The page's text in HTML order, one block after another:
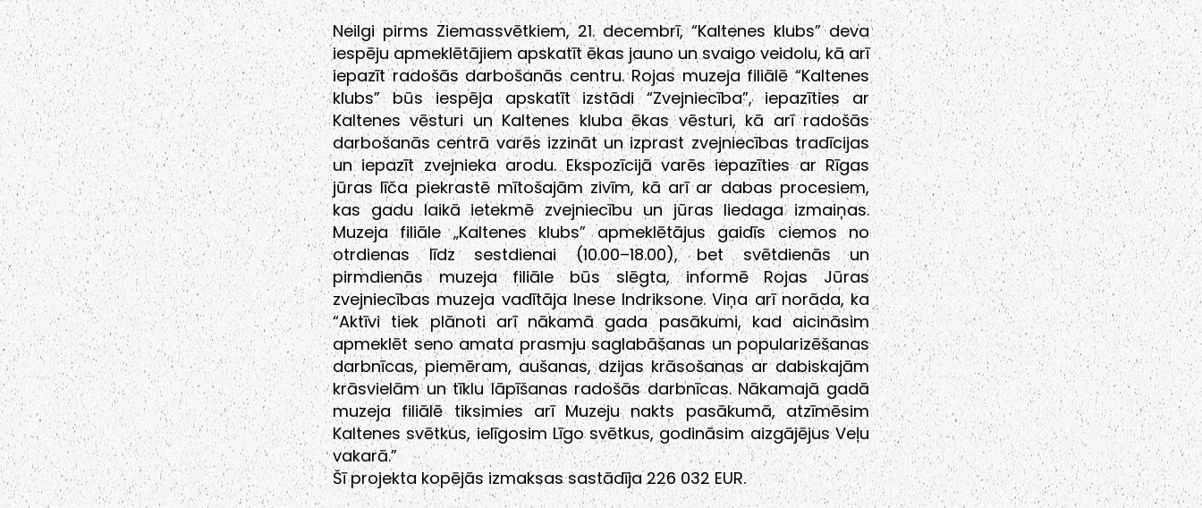
Neilgi pirms Ziemassvētkiem, 21. decembrī, “Kaltenes klubs” deva
iespēju apmeklētājiem apskatīt ēkas jauno un svaigo veidolu, kā arī
iepazīt radošās darbošanās centru. Rojas muzeja filiālē “Kaltenes
klubs” būs iespēja apskatīt izstādi “Zvejniecība”, iepazīties ar
Kaltenes vēsturi un Kaltenes kluba ēkas vēsturi, kā arī radošās
darbošanās centrā varēs izzināt un izprast zvejniecības tradīcijas
un iepazīt zvejnieka arodu. Ekspozīcijā varēs iepazīties ar Rīgas
jūras līča piekrastē mītošajām zivīm, kā arī ar dabas procesiem,
kas gadu laikā ietekmē zvejniecību un jūras liedaga izmaiņas.
Muzeja filiāle „Kaltenes klubs” apmeklētājus gaidīs ciemos no
otrdienas līdz sestdienai (10.00–18.00), bet svētdienās un
pirmdienās muzeja filiāle būs slēgta, informē Rojas Jūras
zvejniecības muzeja vadītāja Inese Indriksone. Viņa arī norāda, ka
“Aktīvi tiek plānoti arī nākamā gada pasākumi, kad aicināsim
apmeklēt seno amata prasmju saglabāšanas un popularizēšanas
darbnīcas, piemēram, aušanas, dzijas krāsošanas ar dabiskajām
krāsvielām un tīklu lāpīšanas radošās darbnīcas. Nākamajā gadā
muzeja filiālē tiksimies arī Muzeju nakts pasākumā, atzīmēsim
Kaltenes svētkus, ielīgosim Līgo svētkus, godināsim aizgājējus Veļu
vakarā.”
Šī projekta kopējās izmaksas sastādīja 226 032 EUR.